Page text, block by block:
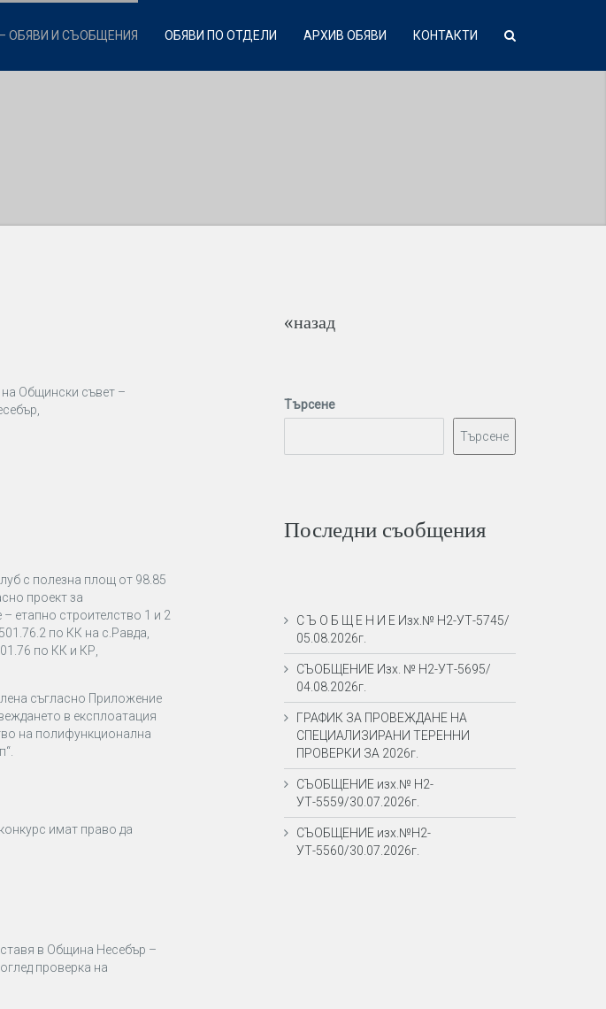
ОБЯВИ И СЪОБЩЕНИЯ ОБЯВИ ПО ОТДЕЛИ АРХИВ ОБЯВИ КОНТАКТИ
Общински съвет –
с полезна площ от 98.85
проект за
етапно строителство 1 и 2
по КК на с.Равда,
по КК и КР,
съгласно Приложение
в експлоатация
на полифункционална
имат право да
в Община Несебър –
проверка на
«назад
Търсене
Търсене
Последни съобщения
С Ъ О Б Щ Е Н И Е Изх.№ Н2-УТ-5745/
05.08.2026г.
СЪОБЩЕНИЕ Изх. № Н2-УТ-5695/
04.08.2026г.
ГРАФИК ЗА ПРОВЕЖДАНЕ НА
СПЕЦИАЛИЗИРАНИ ТЕРЕННИ
ПРОВЕРКИ ЗА 2026г.
СЪОБЩЕНИЕ изх.№ Н2-
УТ-5559/30.07.2026г.
СЪОБЩЕНИЕ изх.№Н2-
УТ-5560/30.07.2026г.